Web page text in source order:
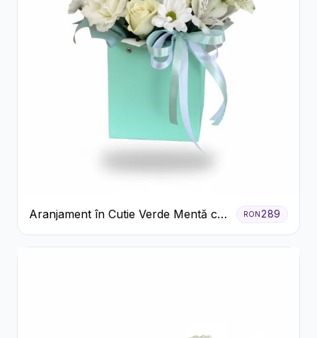
Aranjament în Cutie Verde Mentă cu
Trandafiri și Alstroemeria
RON289